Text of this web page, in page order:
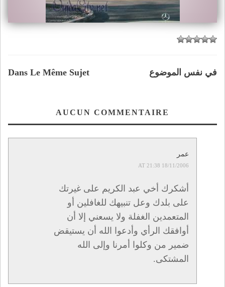
Dans Le Même Sujet في نفس الموضوع
AUCUN COMMENTAIRE
عمر
18/11/2006 AT 21:38
أشكرك أخي عبد الكريم على غيرتك
على بلدك وعل تنبيهك للغافلين أو
المتعمدين الغفلة ولا يسعني إلا أن
أوافقك الرأي وأدعوا الله أن يستيقض
ضمير من وكلوا أمرنا وإلى الله
المشتكى.